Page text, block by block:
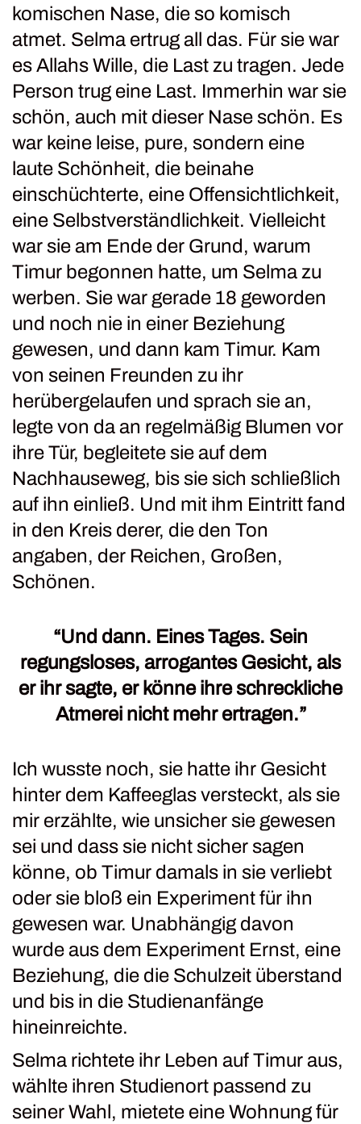
komischen Nase, die so komisch
atmet. Selma ertrug all das. Für sie war
es Allahs Wille, die Last zu tragen. Jede
Person trug eine Last. Immerhin war sie
schön, auch mit dieser Nase schön. Es
war keine leise, pure, sondern eine
laute Schönheit, die beinahe
einschüchterte, eine Offensichtlichkeit,
eine Selbstverständlichkeit. Vielleicht
war sie am Ende der Grund, warum
Timur begonnen hatte, um Selma zu
werben. Sie war gerade 18 geworden
und noch nie in einer Beziehung
gewesen, und dann kam Timur. Kam
von seinen Freunden zu ihr
herübergelaufen und sprach sie an,
legte von da an regelmäßig Blumen vor
ihre Tür, begleitete sie auf dem
Nachhauseweg, bis sie sich schließlich
auf ihn einließ. Und mit ihm Eintritt fand
in den Kreis derer, die den Ton
angaben, der Reichen, Großen,
Schönen.
“Und dann. Eines Tages. Sein
regungsloses, arrogantes Gesicht, als
er ihr sagte, er könne ihre schreckliche
Atmerei nicht mehr ertragen.”
Ich wusste noch, sie hatte ihr Gesicht
hinter dem Kaffeeglas versteckt, als sie
mir erzählte, wie unsicher sie gewesen
sei und dass sie nicht sicher sagen
könne, ob Timur damals in sie verliebt
oder sie bloß ein Experiment für ihn
gewesen war. Unabhängig davon
wurde aus dem Experiment Ernst, eine
Beziehung, die die Schulzeit überstand
und bis in die Studienanfänge
hineinreichte.
Selma richtete ihr Leben auf Timur aus,
wählte ihren Studienort passend zu
seiner Wahl, mietete eine Wohnung für